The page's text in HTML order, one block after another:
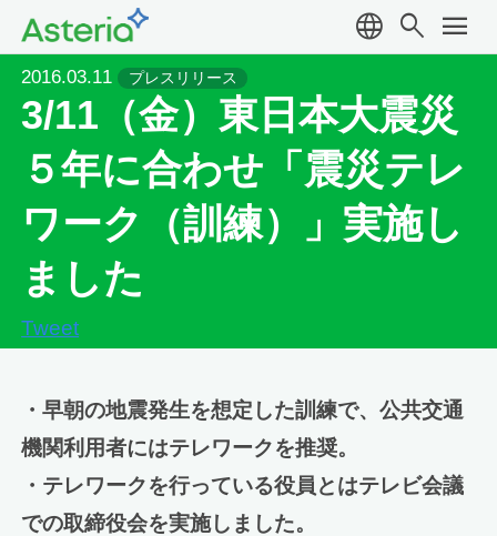
language search menu
2016.03.11 プレスリリース
3/11（金）東日本大震災
５年に合わせ「震災テレ
ワーク（訓練）」実施し
ました
Tweet
・早朝の地震発生を想定した訓練で、公共交通
機関利用者にはテレワークを推奨。
・テレワークを行っている役員とはテレビ会議
での取締役会を実施しました。